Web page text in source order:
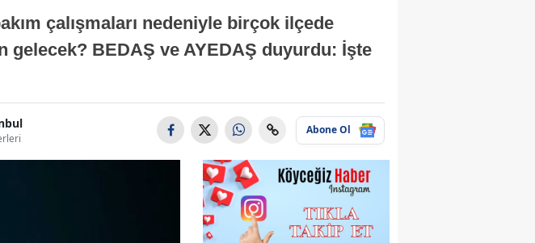
çalışmaları nedeniyle birçok ilçede
BEDAŞ ve AYEDAŞ duyurdu: İşte
Abone Ol